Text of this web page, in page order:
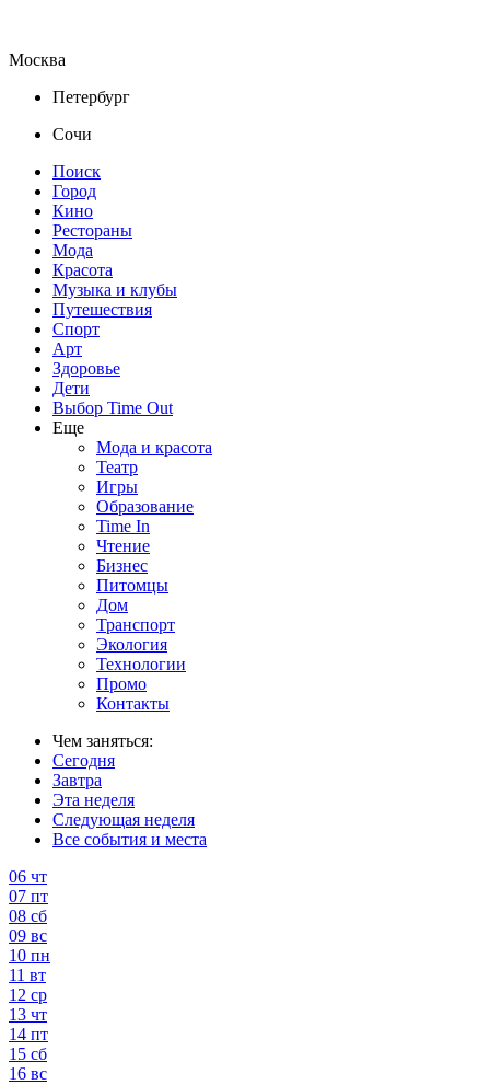
Москва
Петербург
Сочи
Поиск
Город
Кино
Рестораны
Мода
Красота
Музыка и клубы
Путешествия
Спорт
Арт
Здоровье
Дети
Выбор Time Out
Еще
Мода и красота
Театр
Игры
Образование
Time In
Чтение
Бизнес
Питомцы
Дом
Транспорт
Экология
Технологии
Промо
Контакты
Чем заняться:
Сегодня
Завтра
Эта неделя
Следующая неделя
Все события и места
06 чт
07 пт
08 сб
09 вс
10 пн
11 вт
12 ср
13 чт
14 пт
15 сб
16 вс